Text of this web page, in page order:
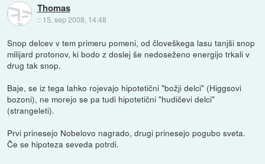
Thomas
:: 15. sep 2008, 14:48
Snop delcev v tem primeru pomeni, od človeškega lasu tanjši snop
milijard protonov, ki bodo z doslej še nedoseženo energijo trkali v
drug tak snop.
Baje, se iz tega lahko rojevajo hipotetični "božji delci" (Higgsovi
bozoni), ne morejo se pa tudi hipotetični "hudičevi delci"
(strangeleti).
Prvi prinesejo Nobelovo nagrado, drugi prinesejo pogubo sveta.
Če se hipoteza seveda potrdi.